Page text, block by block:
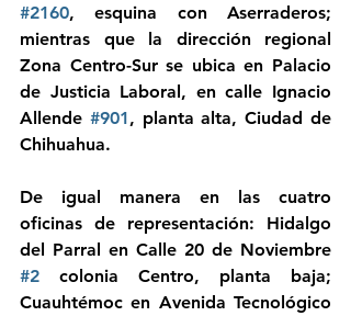
#2160, esquina con Aserraderos;
mientras que la dirección regional
Zona Centro-Sur se ubica en Palacio
de Justicia Laboral, en calle Ignacio
Allende #901, planta alta, Ciudad de
Chihuahua.
De igual manera en las cuatro
oficinas de representación: Hidalgo
#2 colonia Centro, planta baja;